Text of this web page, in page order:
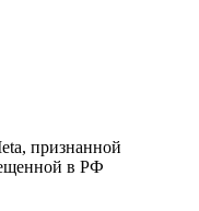
признанной
в РФ